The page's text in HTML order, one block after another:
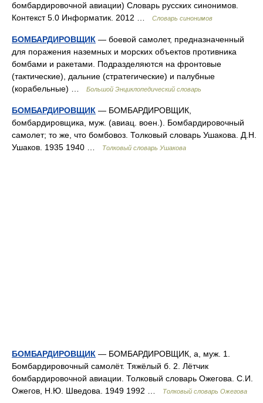
бомбардировочной авиации) Словарь русских синонимов.
Контекст 5.0 Информатик. 2012 …
Словарь синонимов
БОМБАРДИРОВЩИК — боевой самолет, предназначенный
для поражения наземных и морских объектов противника
бомбами и ракетами. Подразделяются на фронтовые
(тактические), дальние (стратегические) и палубные
(корабельные) …
Большой Энциклопедический словарь
БОМБАРДИРОВЩИК — БОМБАРДИРОВЩИК,
бомбардировщика, муж. (авиац. воен.). Бомбардировочный
самолет; то же, что бомбовоз. Толковый словарь Ушакова. Д.Н.
Ушаков. 1935 1940 …
Толковый словарь Ушакова
БОМБАРДИРОВЩИК — БОМБАРДИРОВЩИК, а, муж. 1.
Бомбардировочный самолёт. Тяжёлый б. 2. Лётчик
бомбардировочной авиации. Толковый словарь Ожегова. С.И.
Ожегов, Н.Ю. Шведова. 1949 1992 …
Толковый словарь Ожегова